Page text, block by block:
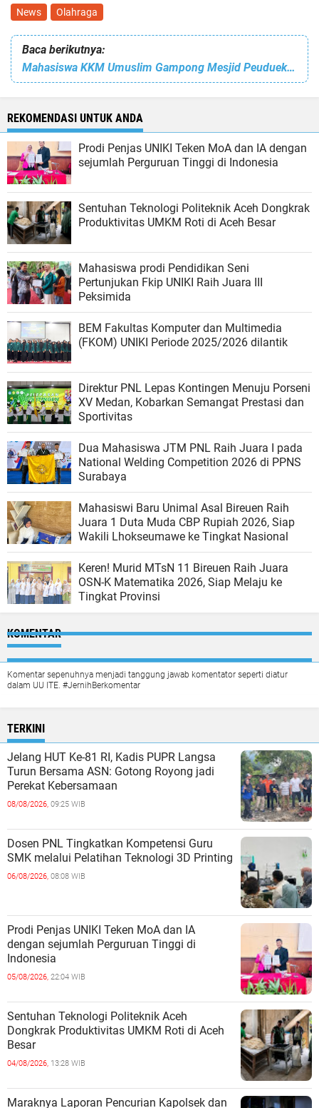
News Olahraga
Baca berikutnya:
Mahasiswa KKM Umuslim Gampong Mesjid Peuduek Pijay Gelar MTQ Anak-anak
REKOMENDASI UNTUK ANDA
Prodi Penjas UNIKI Teken MoA dan IA dengan
sejumlah Perguruan Tinggi di Indonesia
Sentuhan Teknologi Politeknik Aceh Dongkrak
Produktivitas UMKM Roti di Aceh Besar
Mahasiswa prodi Pendidikan Seni
Pertunjukan Fkip UNIKI Raih Juara III
Peksimida
BEM Fakultas Komputer dan Multimedia
(FKOM) UNIKI Periode 2025/2026 dilantik
Direktur PNL Lepas Kontingen Menuju Porseni
XV Medan, Kobarkan Semangat Prestasi dan
Sportivitas
Dua Mahasiswa JTM PNL Raih Juara I pada
National Welding Competition 2026 di PPNS
Surabaya
Mahasiswi Baru Unimal Asal Bireuen Raih
Juara 1 Duta Muda CBP Rupiah 2026, Siap
Wakili Lhokseumawe ke Tingkat Nasional
Keren! Murid MTsN 11 Bireuen Raih Juara
OSN-K Matematika 2026, Siap Melaju ke
Tingkat Provinsi
KOMENTAR
Komentar sepenuhnya menjadi tanggung jawab komentator seperti diatur
dalam UU ITE. #JernihBerkomentar
TERKINI
Jelang HUT Ke-81 RI, Kadis PUPR Langsa
Turun Bersama ASN: Gotong Royong jadi
Perekat Kebersamaan
08/08/2026, 09:25 WIB
Dosen PNL Tingkatkan Kompetensi Guru
SMK melalui Pelatihan Teknologi 3D Printing
06/08/2026, 08:08 WIB
Prodi Penjas UNIKI Teken MoA dan IA
dengan sejumlah Perguruan Tinggi di
Indonesia
05/08/2026, 22:04 WIB
Sentuhan Teknologi Politeknik Aceh
Dongkrak Produktivitas UMKM Roti di Aceh
Besar
04/08/2026, 13:28 WIB
Maraknya Laporan Pencurian Kapolsek dan